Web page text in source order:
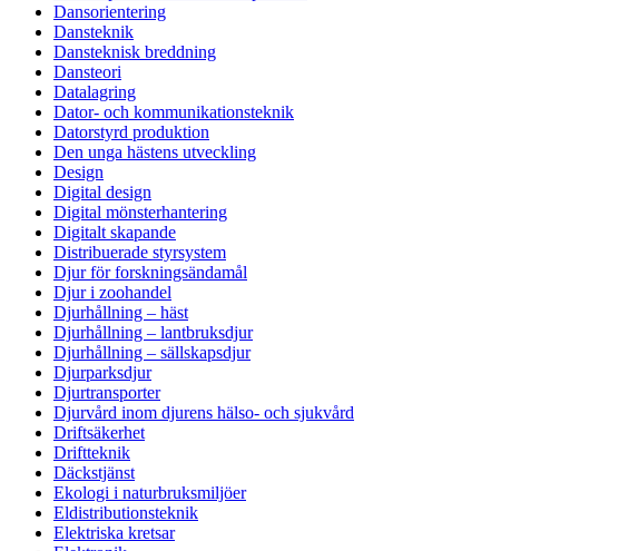
Dansorientering
Dansteknik
Dansteknisk breddning
Dansteori
Datalagring
Dator- och kommunikationsteknik
Datorstyrd produktion
Den unga hästens utveckling
Design
Digital design
Digital mönsterhantering
Digitalt skapande
Distribuerade styrsystem
Djur för forskningsändamål
Djur i zoohandel
Djurhållning – häst
Djurhållning – lantbruksdjur
Djurhållning – sällskapsdjur
Djurparksdjur
Djurtransporter
Djurvård inom djurens hälso- och sjukvård
Driftsäkerhet
Driftteknik
Däckstjänst
Ekologi i naturbruksmiljöer
Eldistributionsteknik
Elektriska kretsar